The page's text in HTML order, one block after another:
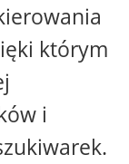
którym
i